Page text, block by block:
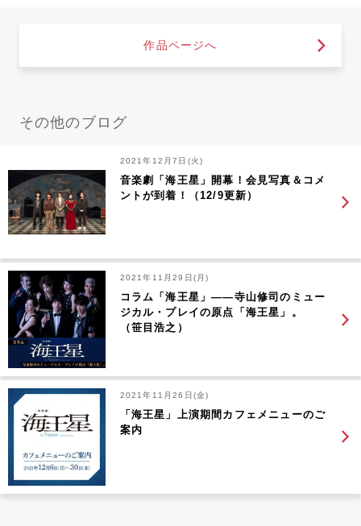
作品ページへ
その他のブログ
2021年12月7日(火)
音楽劇「海王星」開幕！会見写真＆コメ
ントが到着！（12/9更新）
2021年11月29日(月)
コラム「海王星」――寺山修司のミュー
ジカル・プレイの原点「海王星」。
（笹目浩之）
2021年11月26日(金)
「海王星」上演期間カフェメニューのご
案内